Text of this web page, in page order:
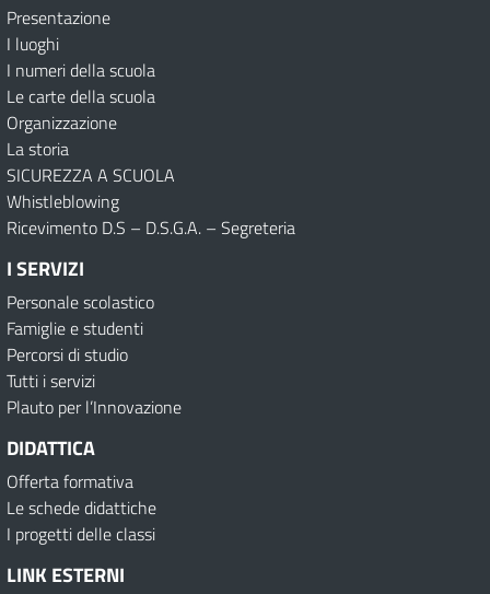
Presentazione
I luoghi
I numeri della scuola
Le carte della scuola
Organizzazione
La storia
SICUREZZA A SCUOLA
Whistleblowing
Ricevimento D.S – D.S.G.A. – Segreteria
I SERVIZI
Personale scolastico
Famiglie e studenti
Percorsi di studio
Tutti i servizi
Plauto per l’Innovazione
DIDATTICA
Offerta formativa
Le schede didattiche
I progetti delle classi
LINK ESTERNI